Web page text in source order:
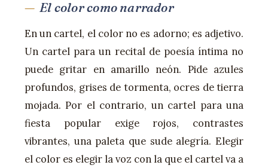
El color como narrador
En un cartel, el color no es adorno; es adjetivo.
Un cartel para un recital de poesía íntima no
puede gritar en amarillo neón. Pide azules
profundos, grises de tormenta, ocres de tierra
mojada. Por el contrario, un cartel para una
fiesta popular exige rojos, contrastes
vibrantes, una paleta que sude alegría. Elegir
el color es elegir la voz con la que el cartel va a